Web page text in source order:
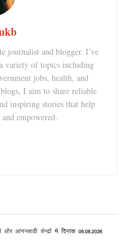
journalist and blogger. I’ve
variety of topics including
jobs, health, and
I aim to share reliable
inspiring stories that help
empowered.